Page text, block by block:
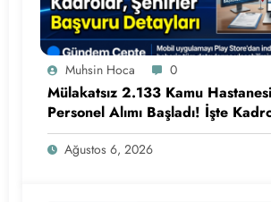
Muhsin Hoca 0
Mülakatsız 2.133 Kamu Hastanesi
Personel Alımı Başladı! İşte
Şehirler ve Başvuru Detayları
Ağustos 6, 2026